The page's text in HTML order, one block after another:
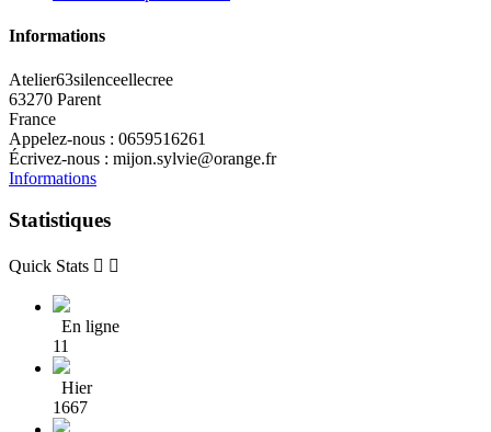
Informations
Atelier63silenceellecree
63270 Parent
France
Appelez-nous : 0659516261
Écrivez-nous : mijon.sylvie@orange.fr
Informations
Statistiques
Quick Stats  
En ligne
11
Hier
1667